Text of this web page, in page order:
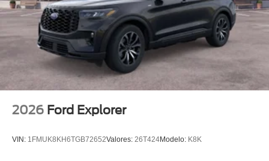
Tires: P265/65R18 All-Terrain
Wheels: 18" High Gloss Black-Painted Aluminum -inc:
With electric spice accents
2026 Ford Explorer
VIN: 1FMUK8KH6TGB72652Valores: 26T424Modelo: K8K